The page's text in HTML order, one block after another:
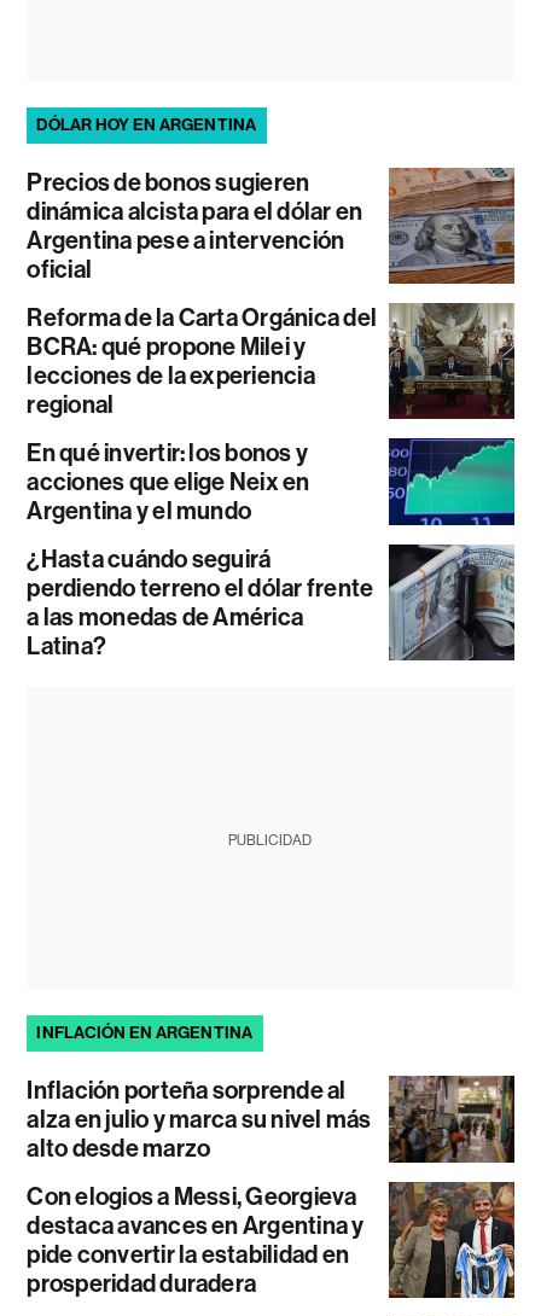
DÓLAR HOY EN ARGENTINA
Precios de bonos sugieren
dinámica alcista para el dólar en
Argentina pese a intervención
oficial
Reforma de la Carta Orgánica del
BCRA: qué propone Milei y
lecciones de la experiencia
regional
En qué invertir: los bonos y
acciones que elige Neix en
Argentina y el mundo
¿Hasta cuándo seguirá
perdiendo terreno el dólar frente
a las monedas de América
Latina?
PUBLICIDAD
INFLACIÓN EN ARGENTINA
Inflación porteña sorprende al
alza en julio y marca su nivel más
alto desde marzo
Con elogios a Messi, Georgieva
destaca avances en Argentina y
pide convertir la estabilidad en
prosperidad duradera